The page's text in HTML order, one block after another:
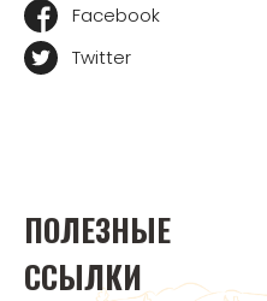
Facebook
Twitter
ПОЛЕЗНЫЕ
ССЫЛКИ